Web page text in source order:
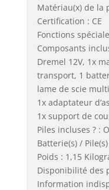
Matériau(x) de la
Certification : CE
Fonctions
Composants
Dremel 12V, 1x
transport, 1
lame de scie
1x adaptateur
1x support de
Piles incluses ? :
Batterie(s) /
Poids : 1,15
Disponibilité des
Information